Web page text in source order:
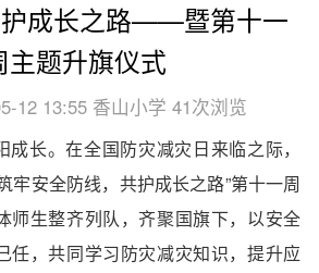
成长之路——暨第十一
主题升旗仪式
12 13:55 香山小学 41次浏览
成长。在全国防灾减灾日来临之际，
牢安全防线，共护成长之路”第十一周
师生整齐列队，齐聚国旗下，以安全
任，共同学习防灾减灾知识，提升应